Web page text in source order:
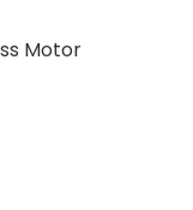
Motor